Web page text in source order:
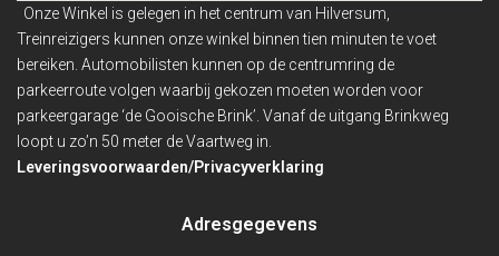
Onze Winkel is gelegen in het centrum van Hilversum,
Treinreizigers kunnen onze winkel binnentien minuten te voet
bereiken. Automobilisten kunnen op de centrumring de
parkeerroute volgen waarbij gekozen moeten worden voor
parkeergarage ‘de Gooische Brink’. Vanaf de uitgang Brinkweg
loopt u zo’n 50 meter de Vaartweg in.
Leveringsvoorwaarden/Privacyverklaring
Adresgegevens